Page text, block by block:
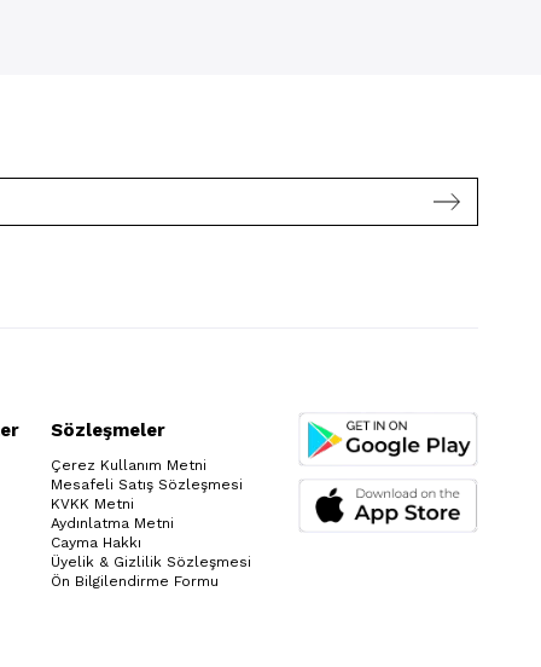
Sözleşmeler
Çerez Kullanım Metni
Mesafeli Satış Sözleşmesi
KVKK Metni
Aydınlatma Metni
Cayma Hakkı
Üyelik & Gizlilik Sözleşmesi
Ön Bilgilendirme Formu